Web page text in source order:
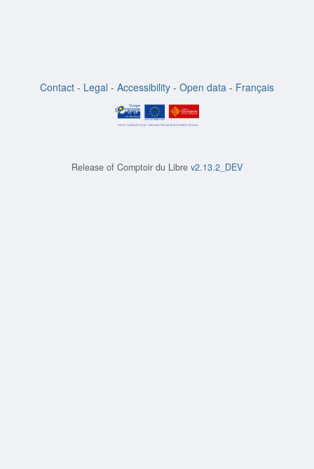
Contact - Legal - Accessibility - Open data - Français
Release of Comptoir du Libre v2.13.2_DEV